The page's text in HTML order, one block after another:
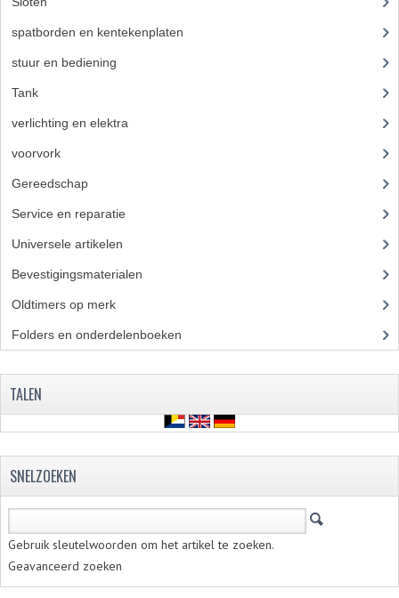
spatborden en kentekenplaten
stuur en bediening
Tank
verlichting en elektra
voorvork
Gereedschap
Service en reparatie
Universele artikelen
Bevestigingsmaterialen
Oldtimers op merk
Folders en onderdelenboeken
TALEN
SNELZOEKEN
Gebruik sleutelwoorden om het artikel te zoeken.
Geavanceerd zoeken